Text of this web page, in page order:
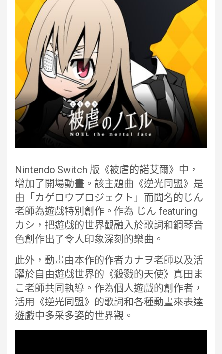
Nintendo Switch 版《被虐的諾艾爾》中，
增加了開場動畫。該主題曲《逆光同盟》是
由「カゲロウプロジェクト」而聞名的じん
老師為遊戲特別創作。作為 じん featuring
カシ，把遊戲的世界觀融入於歌詞和鋼琴音
色創作出了令人印象深刻的樂曲。
此外，動畫由本作的作者カナヲ老師以及活
躍於自由遊戲世界的《殺戮的天使》真田ま
こ老師共同執導。作為個人遊戲的創作者，
活用《逆光同盟》的歌詞和各種動畫來表達
遊戲中多采多姿的世界觀。